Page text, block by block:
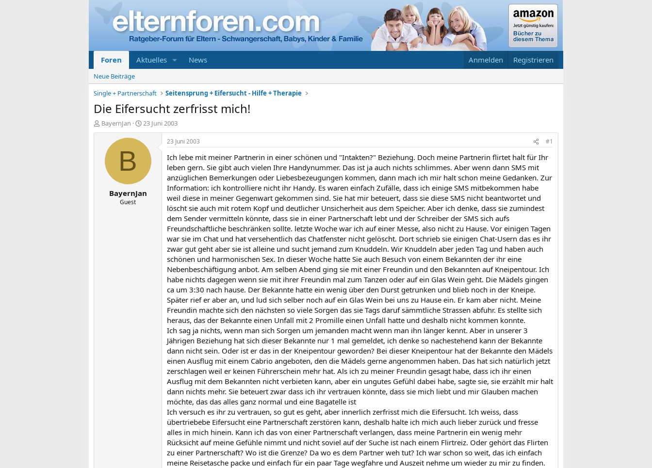
Foren Aktuelles News Anmelden Registrieren
Neue Beiträge
Single + Partnerschaft
Seitensprung + Eifersucht - Hilfe + Therapie
Die Eifersucht zerfrisst mich!
E
r
BayernJan
E
r
a
23 Juni 2003
B
BayernJan
Guest
23 Juni 2003 #1
Ich lebe mit meiner Partnerin in einer schönen und "Intakten?" Beziehung. Doch meine Partnerin flirtet halt für Ihr
leben gern. Sie gibt auch vielen Ihre Handynummer. Das ist ja auch nichts schlimmes. Aber wenn dann SMS mit
anzüglichen Bemerkungen oder Liebesbezeugungen kommen, dann mach ich mir halt schon meine Gedanken. Zur
Information: ich kontrolliere nicht ihr Handy. Es waren einfach Zufälle, dass ich einige SMS mitbekommen habe
weil diese in meiner Gegenwart gekommen sind. Sie hat mir beteuert, dass sie diese SMS nicht beantwortet und
löscht sie auch mit rotem Kopf und deutlicher Unsicherheit aus dem Speicher. Aber ich denke, dass sie zumindest
dem Sender vermitteln könnte, dass sie in einer Partnerschaft lebt und der Schreiber der SMS sich aufs
Freundschaftliche beschränken sollte. letzte Woche war ich auf einer Messe, also nicht zu Hause. Vor einigen Tagen
war sie im Chat und hat versehentlich das Chatfenster nicht gelöscht. Dort schrieb sie einigen Chat-Usern das es ihr
zwar gut geht aber sie ist alleine und sucht jemand zum Knuddeln. Wir Knuddeln aber jeden Tag und haben auch
schönen und harmonischen Sex. In dieser Woche hatte Sie auch Besuch von einem Bekannten der ihr eine
Nebenbeschäftigung anbot. Am selben Abend ging sie mit einer Freundin und den Bekannten auf Kneipentour. Ich
habe nichts dagegen wenn sie mit ihrer Freundin mal zum Tanzen oder auf ein Glas Wein geht. Die Mädels gingen
ca um 3:30 nach hause. Der Bekannte hatte ein wenig über den Durst getrunken und blieb noch in der Kneipe.
Später rief er aber an, und lud sich selber noch auf ein Glas Wein bei uns zu Hause ein. Er kam aber nicht. Meine
Freundin machte sich den nächsten so viele Sorgen das sie Tags daruf sämmtliche Strassen abfuhr. Es stellte sich
heraus, das der Bekannte einen Unfall mit 2 Promille einen Unfall hatte und deshalb nicht kommen konnte.
Ich sag ja nichts, wenn man sich Sorgen um jemanden macht wenn man ihn länger kennt. Aber in unserer 3
Jährigen Beziehung hat sich dieser Bekannte nur 1 mal gemeldet, ich denke so nachestehend kann der Bekannte
dann nicht sein. Oder ist er das in der Kneipentour geworden? Bei dieser Kneipentour hat der Bekannte den Mädels
einen Ausflug mit einem Cabrio angeboten, den die Mädels gerne angenommen haben. Das hat sich natürlich jetzt
zerschlagen weil er keinen Führerschein mehr hat. Als ich zu meiner Freundin gesagt habe, dass ich ihr einen
Ausflug mit dem Bekannten nicht verbieten kann, aber ein ungutes Gefühl dabei habe, sagte sie, sie erzählt mir halt
dann nichts mehr. Sie beteuert zwar dass ich ihr vertrauen könnte, dass sie mich liebt und mir Glauben machen
möchte, das das alles ganz normal und eine Bagatelle ist
Ich versuch es ihr zu vertrauen, so gut es geht, aber innerlich zerfrisst mich die Eifersucht. Ich weiss, dass
übertriebebe Eifersucht eine Partnerschaft zerstören kann, deshalb halte ich mich auch lieber zurück und fresse
alles in mich hinein. Kann ich das von einer Partnerschaft verlangen, dass meine Partnerin ein wenig mehr
Rücksicht auf meine Gefühle nimmt und nicht soviel auf der Suche ist nach einem Flirtreiz. Oder gehört das Flirten
zu einer Partnerschaft? Wo ist die Grenze? Da wo es dem Partner weh tut? Ich war schon so weit, das ich einfach
meine Reisetasche packe und einfach für ein paar Tage wegfahre und Auszeit nehme um wieder zu mir zu finden.